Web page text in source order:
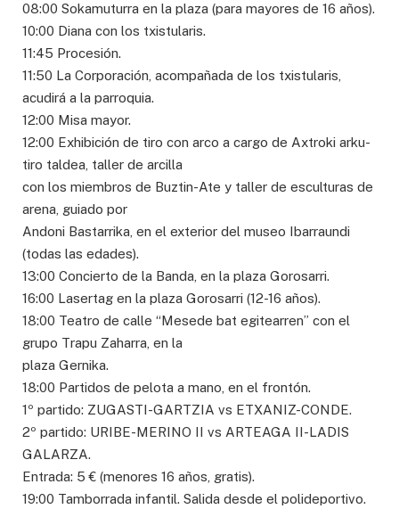
08:00 Sokamuturra en la plaza (para mayores de 16 años).
10:00 Diana con los txistularis.
11:45 Procesión.
11:50 La Corporación, acompañada de los txistularis,
acudirá a la parroquia.
12:00 Misa mayor.
12:00 Exhibición de tiro con arco a cargo de Axtroki arku-
tiro taldea, taller de arcilla
con los miembros de Buztin-Ate y taller de esculturas de
arena, guiado por
Andoni Bastarrika, en el exterior del museo Ibarraundi
(todas las edades).
13:00 Concierto de la Banda, en la plaza Gorosarri.
16:00 Lasertag en la plaza Gorosarri (12-16 años).
18:00 Teatro de calle “Mesede bat egitearren” con el
grupo Trapu Zaharra, en la
plaza Gernika.
18:00 Partidos de pelota a mano, en el frontón.
1º partido: ZUGASTI-GARTZIA vs ETXANIZ-CONDE.
2º partido: URIBE-MERINO II vs ARTEAGA II-LADIS
GALARZA.
Entrada: 5 € (menores 16 años, gratis).
19:00 Tamborrada infantil. Salida desde el polideportivo.